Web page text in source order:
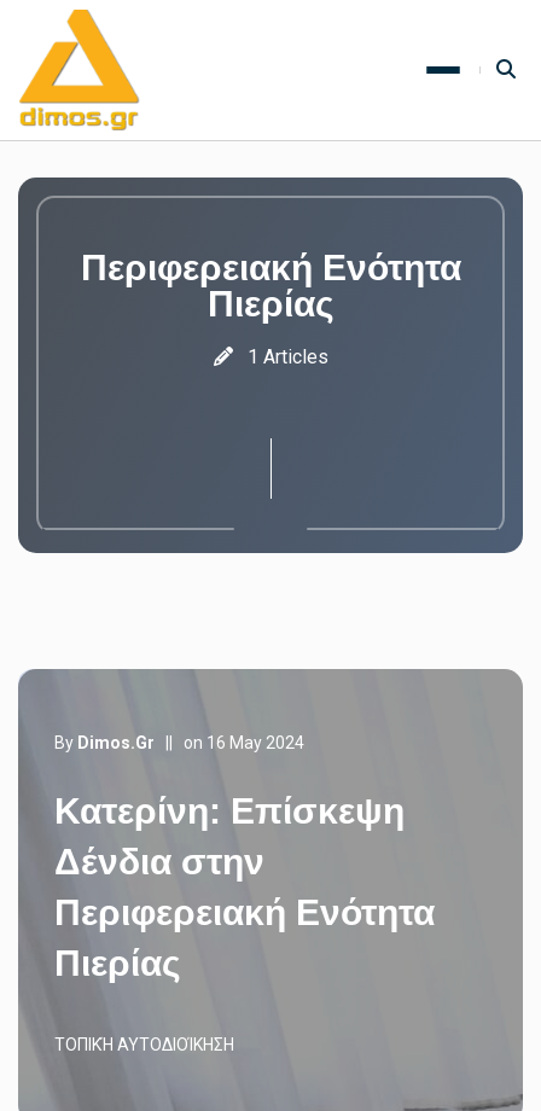
Περιφερειακή Ενότητα
Πιερίας
1 Articles
By Dimos.gr on 16 May 2024
Κατερίνη: Επίσκεψη
Δένδια στην
Περιφερειακή Ενότητα
Πιερίας
ΤΟΠΙΚΉ ΑΥΤΟΔΙΟΊΚΗΣΗ